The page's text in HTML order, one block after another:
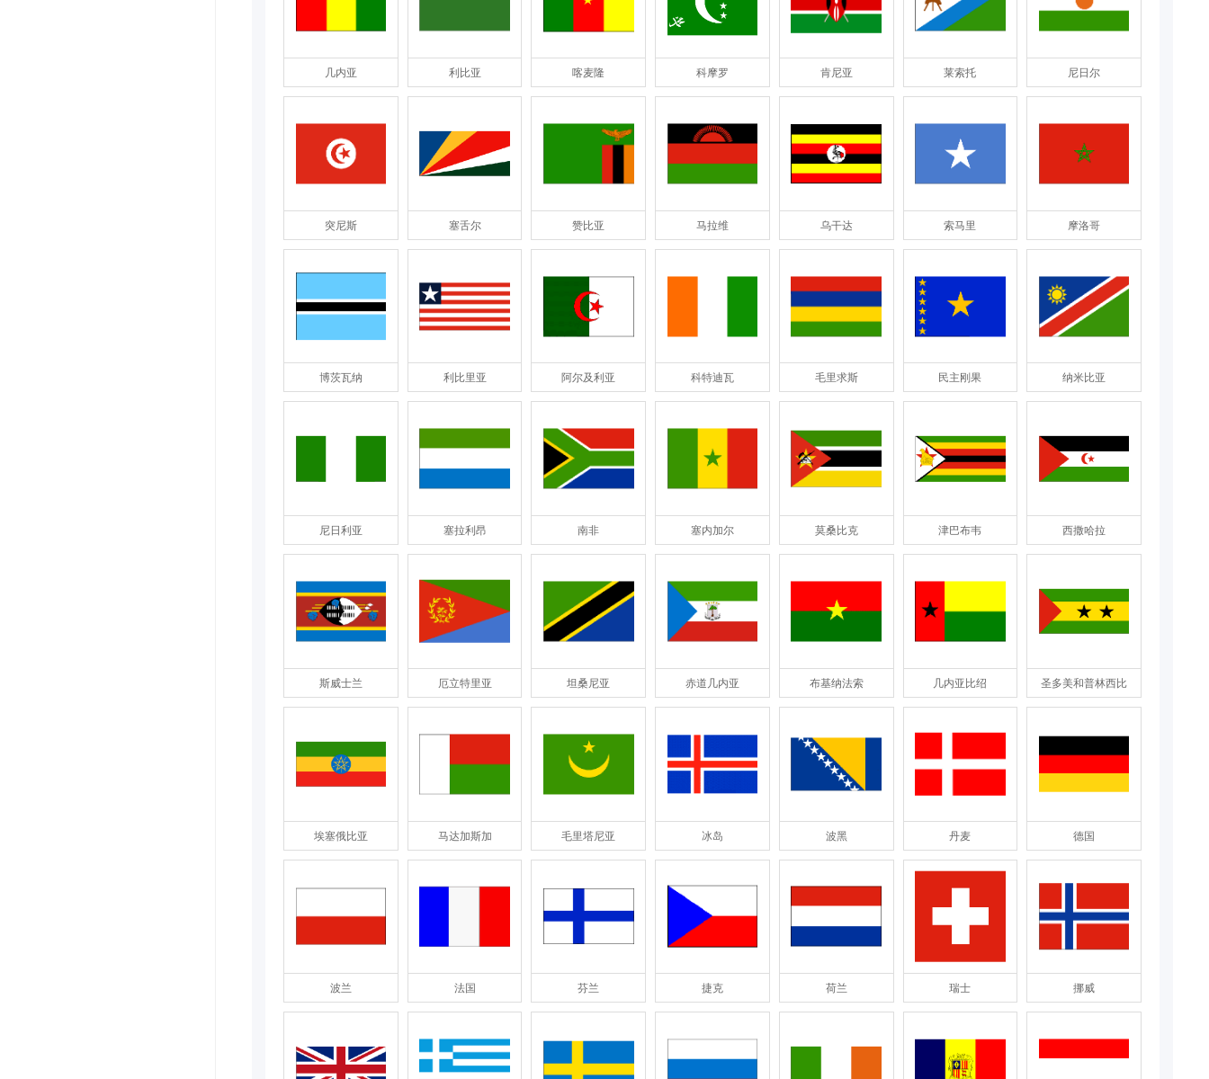
几内亚 利比亚 喀麦隆 科摩罗 肯尼亚 莱索托 尼日尔
突尼斯 塞舌尔 赞比亚 马拉维 乌干达 索马里 摩洛哥
博茨瓦纳 利比里亚 阿尔及利亚 科特迪瓦 毛里求斯 民主刚果 纳米比亚
尼日利亚 塞拉利昂 南非 塞内加尔 莫桑比克 津巴布韦 西撒哈拉
斯威士兰 厄立特里亚 坦桑尼亚 赤道几内亚 布基纳法索 几内亚比绍 圣多美和普林西比
埃塞俄比亚 马达加斯加 毛里塔尼亚 冰岛 波黑 丹麦 德国
波兰 法国 芬兰 捷克 荷兰 瑞士 挪威